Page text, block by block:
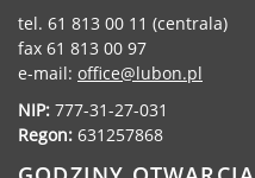
tel. 61 813 00 11 (centrala)
fax 61 813 00 97
e-mail: office@lubon.pl
NIP: 777-31-27-031
Regon: 631257868